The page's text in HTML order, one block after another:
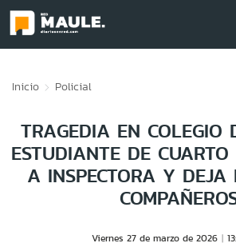
Inicio Policial
TRAGEDIA EN COLEGIO
ESTUDIANTE DE
A INSPECTORA Y DEJA
Viernes 27 de marzo de 2026